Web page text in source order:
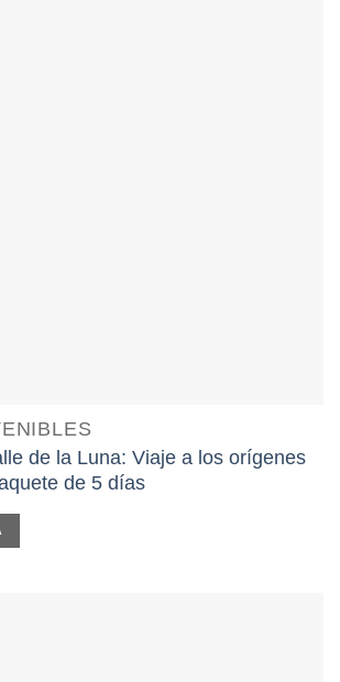
de la Luna: Viaje a los orígenes
de 5 días